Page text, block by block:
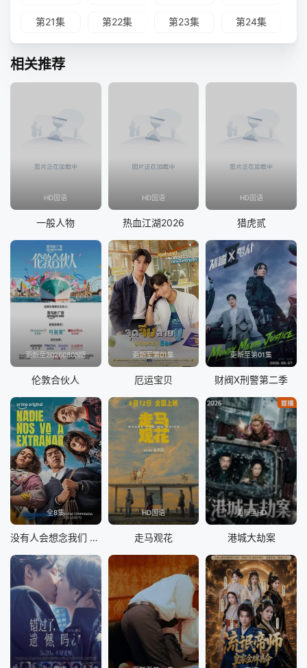
第21集 第22集 第23集 第24集
相关推荐
HD国语
一般人物
HD国语
热血江湖2026
HD国语
猎虎贰
更新至20260808期
伦敦合伙人
更新至第01集
厄运宝贝
更新至第01集
财阀X刑警第二季
全8集
没有人会想念我们 第二季
HD国语
走马观花
更新至HD
港城大劫案